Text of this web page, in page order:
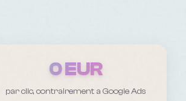
0 EUR
par clic, contrairement a Google Ads